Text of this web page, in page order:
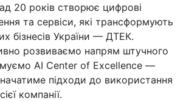
20 років створює цифрові
та сервіси, які трансформують
бізнесів України — ДТЕК.
розвиваємо напрям штучного
AI Center of Excellence —
підходи до використання
компанії.